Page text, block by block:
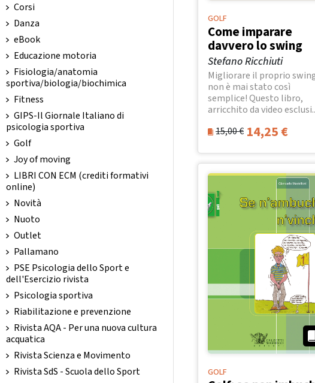
Corsi
Danza
eBook
Educazione motoria
Fisiologia/anatomia
sportiva/biologia/biochimica
Fitness
GIPS-Il Giornale Italiano di
psicologia sportiva
Golf
Joy of moving
LIBRI CON ECM (crediti formativi
online)
Novità
Nuoto
Outlet
Pallamano
PSE Psicologia dello Sport e
dell'Esercizio rivista
Psicologia sportiva
Riabilitazione e prevenzione
Rivista AQA - Per una nuova cultura
acquatica
Rivista Scienza e Movimento
Rivista SdS - Scuola dello Sport
GOLF
Come imparare
davvero lo swing
Stefano Ricchiuti
Migliorare il proprio
non è mai stato così
semplice! Questo libro,
arricchito da video
15,00€ 14,25€
GOLF